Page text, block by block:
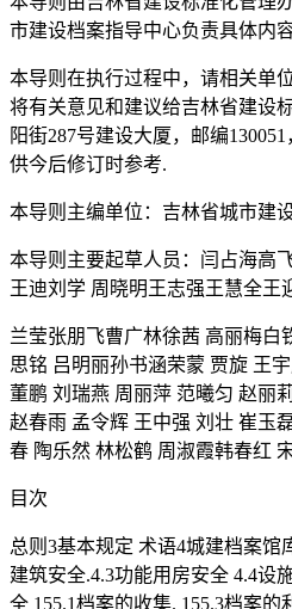
市建设档案指导中心负责具体内
本导则在执行过程中，请相关单
将有关意见和建议给吉林省建设
阳街287号建设大厦，邮编
供今后修订时参考.
本导则主编单位：吉林省城市建
本导则主要起草人员：闫占海高
王迪刘学 周晓明王志强王慧全王
兰莹张朋飞曹广林徐茜 高丽梅白
思铭 吕明丽孙书涵荣蒙 贾旋 王
董鹏 刘瑞燕 周丽萍 范曦匀 赵丽
赵春雨 孟令辉 王中强 刘壮 崔玉
春 陶乐然 林松鹤 周淑霞韩春红
目次
总则3基本规定 术语4城建档案馆
建筑安全.4.3功能用房安全 4.4设
全 155.1档案的收集. 155.3档案的